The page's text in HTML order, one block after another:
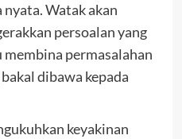
nyata. Watak akan
persoalan yang
permasalahan
dibawa kepada
keyakinan